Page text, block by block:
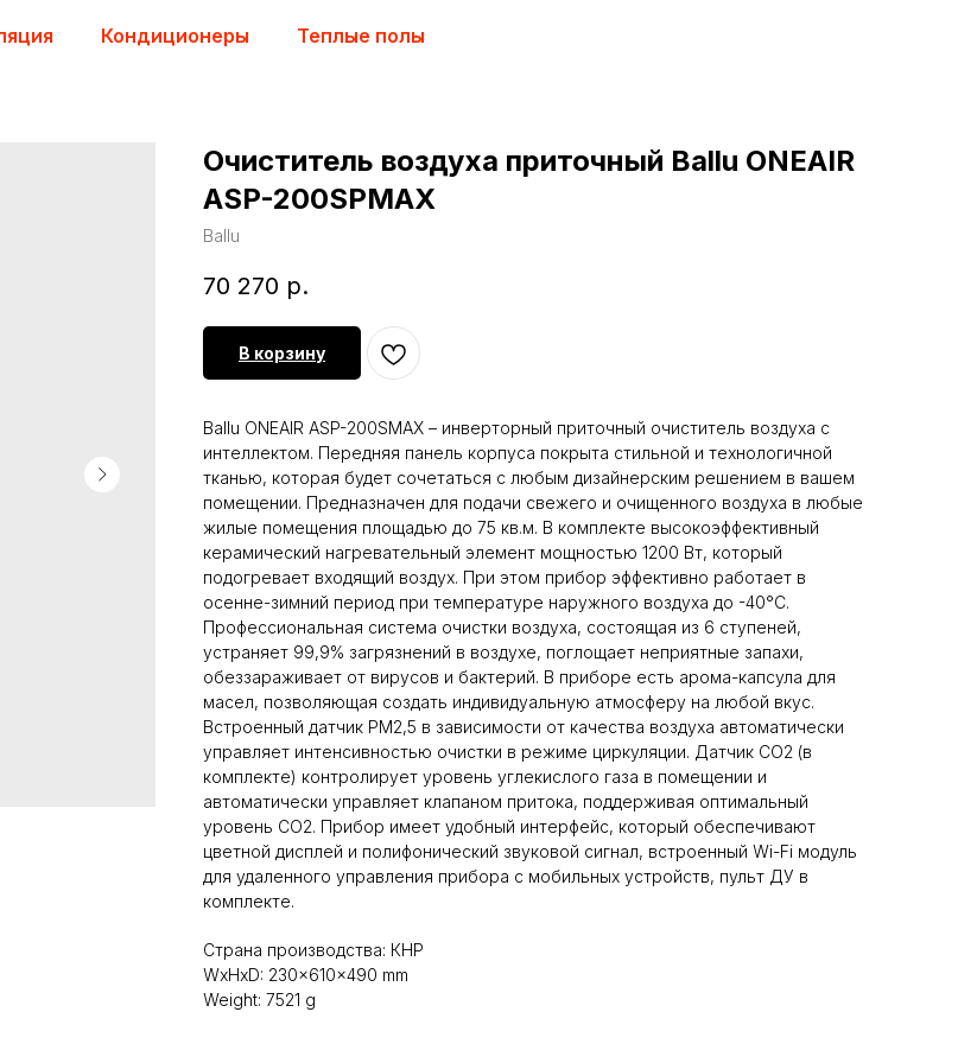
Кондиционеры Теплые полы
Очиститель воздуха приточный Ballu ONEAIR
ASP-200SPMAX
Ballu
70 270 р.
В корзину
Ballu ONEAIR ASP-200SMAX – инверторный приточный очиститель воздуха с
интеллектом. Передняя панель корпуса покрыта стильной и технологичной
тканью, которая будет сочетаться с любым дизайнерским решением в вашем
помещении. Предназначен для подачи свежего и очищенного воздуха в любые
жилые помещения площадью до 75 кв.м. В комплекте высокоэффективный
керамический нагревательный элемент мощностью 1200 Вт, который
подогревает входящий воздух. При этом прибор эффективно работает в
осенне-зимний период при температуре наружного воздуха до -40°С.
Профессиональная система очистки воздуха, состоящая из 6 ступеней,
устраняет 99,9% загрязнений в воздухе, поглощает неприятные запахи,
обеззараживает от вирусов и бактерий. В приборе есть арома-капсула для
масел, позволяющая создать индивидуальную атмосферу на любой вкус.
Встроенный датчик РМ2,5 в зависимости от качества воздуха автоматически
управляет интенсивностью очистки в режиме циркуляции. Датчик CO2 (в
комплекте) контролирует уровень углекислого газа в помещении и
автоматически управляет клапаном притока, поддерживая оптимальный
уровень CO2. Прибор имеет удобный интерфейс, который обеспечивают
цветной дисплей и полифонический звуковой сигнал, встроенный Wi-Fi модуль
для удаленного управления прибора с мобильных устройств, пульт ДУ в
комплекте.
Страна производства: КНР
WxHxD: 230x610x490 mm
Weight: 7521 g